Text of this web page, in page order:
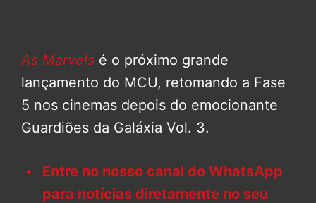
As Marvels é o próximo grande
lançamento do MCU, retomando a Fase
5 nos cinemas depois do emocionante
Guardiões da Galáxia Vol. 3.
Entre no nosso canal do WhatsApp
para notícias diretamente no seu